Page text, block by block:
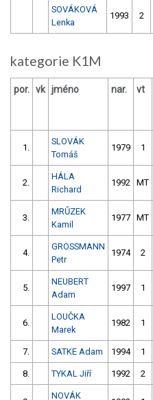
SOVÁKOVÁ
Lenka
1993 2
kategorie K1M
por. vk jméno nar. vt
1.
SLOVÁK
Tomáš
1979 1
2.
HÁLA
Richard
1992 MT
3.
MRŮZEK
Kamil
1977 MT
4.
GROSSMANN
Petr
1974 2
5.
NEUBERT
Adam
1997 1
6.
LOUČKA
Marek
1982 1
7. SATKE Adam 1994 1
8. TYKAL Jiří 1992 2
NOVÁK